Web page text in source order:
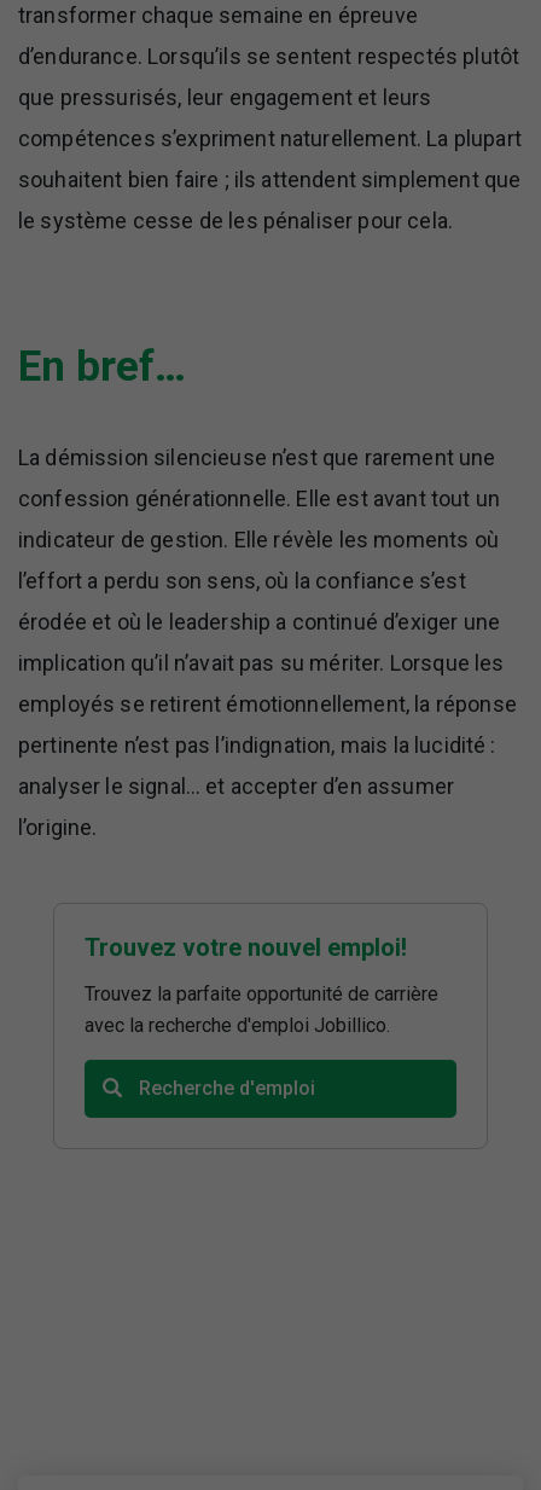
transformer chaque semaine en épreuve
d’endurance. Lorsqu’ils se sentent respectés plutôt
que pressurisés, leur engagement et leurs
compétences s’expriment naturellement. La plupart
souhaitent bien faire ; ils attendent simplement que
le système cesse de les pénaliser pour cela.
En bref…
La démission silencieuse n’est que rarement une
confession générationnelle. Elle est avant tout un
indicateur de gestion. Elle révèle les moments où
l’effort a perdu son sens, où la confiance s’est
érodée et où le leadership a continué d’exiger une
implication qu’il n’avait pas su mériter. Lorsque les
employés se retirent émotionnellement, la réponse
pertinente n’est pas l’indignation, mais la lucidité :
analyser le signal… et accepter d’en assumer
l’origine.
Trouvez votre nouvel emploi!
Trouvez la parfaite opportunité de carrière
avec la recherche d'emploi Jobillico.
Recherche d'emploi